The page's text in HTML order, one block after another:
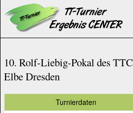
10. Rolf-Liebig-Pokal des TTC
Elbe Dresden
Turnierdaten